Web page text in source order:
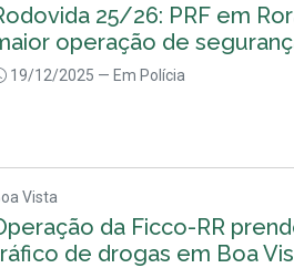
25/26: PRF em
operação de
19/12/2025 — Em Polícia
Vista
da Ficco-RR
de drogas em Boa